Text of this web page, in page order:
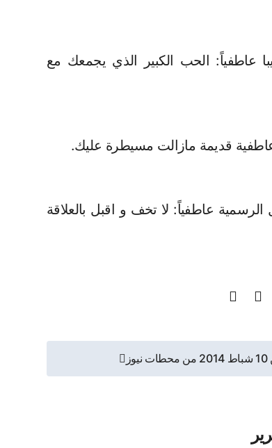
عاطفياً: الحب الكبير الذي يجمعك مع
قديمة مازالت مسيطرة عليك.
عاطفياً: لا تخف و اقبل بالعلاقة